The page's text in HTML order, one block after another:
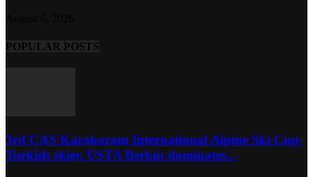
POPULAR POSTS
3rd CAS Karakoram International Alpine Ski Cup-
Turkish skier, USTA Berkin dominates...